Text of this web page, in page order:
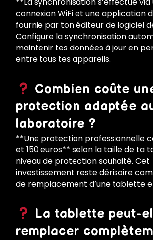
connexion WiFi et une application
fournie par ton éditeur de logiciel
Configure la synchronisation
maintenir tes données à jour en
entre tous tes appareils.
Combien coûte
protection adaptée
laboratoire ?
**Une protection professionnelle
et 150 euros** selon la taille de ta
niveau de protection souhaité. Cet
investissement reste dérisoire
de remplacement d’une tablette
La tablette peut-
remplacer